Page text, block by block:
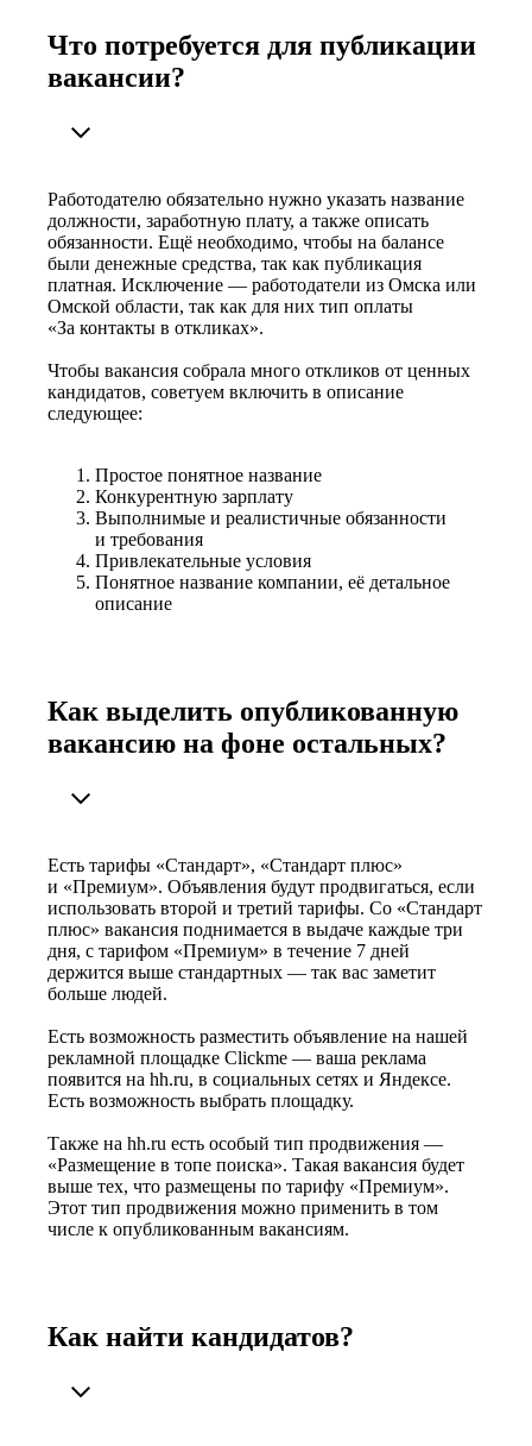
Что потребуется для публикации
вакансии?
Работодателю обязательно нужно указать название
должности, заработную плату, а также описать
обязанности. Ещё необходимо, чтобы на балансе
были денежные средства, так как публикация
платная. Исключение — работодатели из Омска или
Омской области, так как для них тип оплаты
«За контакты в откликах».
Чтобы вакансия собрала много откликов от ценных
кандидатов, советуем включить в описание
следующее:
Простое понятное название
Конкурентную зарплату
Выполнимые и реалистичные обязанности
и требования
Привлекательные условия
Понятное название компании, её детальное
описание
Как выделить опубликованную
вакансию на фоне остальных?
Есть тарифы «Стандарт», «Стандарт плюс»
и «Премиум». Объявления будут продвигаться, если
использовать второй и третий тарифы. Со «Стандарт
плюс» вакансия поднимается в выдаче каждые три
дня, с тарифом «Премиум» в течение 7 дней
держится выше стандартных — так вас заметит
больше людей.
Есть возможность разместить объявление на нашей
рекламной площадке Clickme — ваша реклама
появится на hh.ru, в социальных сетях и Яндексе.
Есть возможность выбрать площадку.
Также на hh.ru есть особый тип продвижения —
«Размещение в топе поиска». Такая вакансия будет
выше тех, что размещены по тарифу «Премиум».
Этот тип продвижения можно применить в том
числе к опубликованным вакансиям.
Как найти кандидатов?